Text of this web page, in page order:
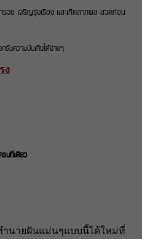
ำรวย เจริญรุ่งเรือง และเกิดลาภผล สวดก่อน
รับความบันเทิงได้ง่ายๆ
ง
บที่เดียว
นายฝันแม่นๆแบบนี้ได้ใหม่ที่